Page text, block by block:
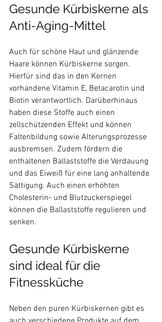
Gesunde Kürbiskerne als
Anti-Aging-Mittel
Auch für schöne Haut und glänzende
Haare können Kürbiskerne sorgen.
Hierfür sind das in den Kernen
vorhandene Vitamin E, Betacarotin und
Biotin verantwortlich. Darüberhinaus
haben diese Stoffe auch einen
zellschützenden Effekt und können
Faltenbildung sowie Alterungsprozesse
ausbremsen. Zudem fördern die
enthaltenen Ballaststoffe die Verdauung
und das Eiweiß für eine lang anhaltende
Sättigung. Auch einen erhöhten
Cholesterin- und Blutzuckerspiegel
können die Ballaststoffe regulieren und
Gesunde Kürbiskerne
sind ideal für die
Fitnessküche
Neben den puren Kürbiskernen gibt es